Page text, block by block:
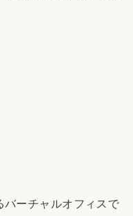
バーチャルオフィスで